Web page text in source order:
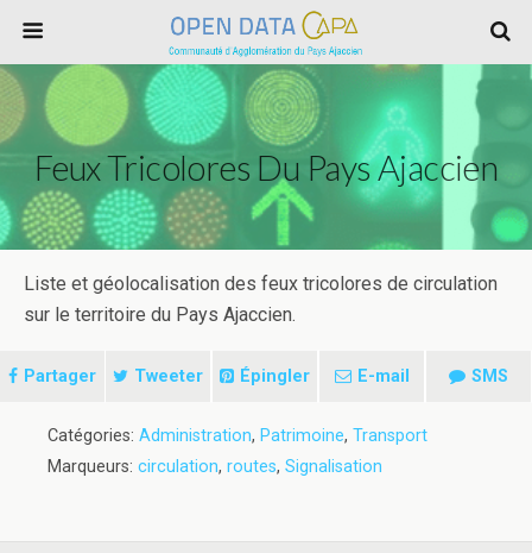
Feux Tricolores Du Pays Ajaccien
Liste et géolocalisation des feux tricolores de circulation
sur le territoire du Pays Ajaccien.
Partager Tweeter Épingler E-mail SMS
Catégories: Administration, Patrimoine, Transport
Marqueurs: circulation, routes, Signalisation